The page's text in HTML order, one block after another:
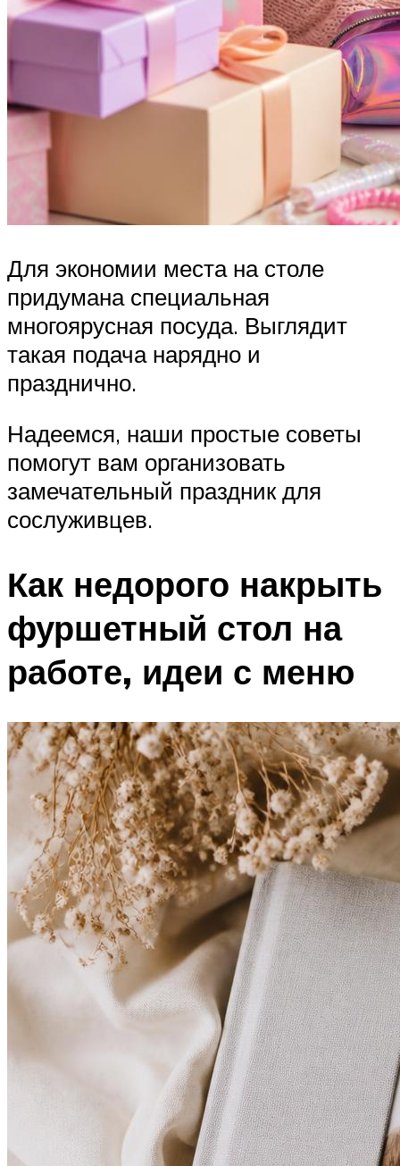
Для экономии места на столе
придумана специальная
многоярусная посуда. Выглядит
такая подача нарядно и
празднично.
Надеемся, наши простые советы
помогут вам организовать
замечательный праздник для
сослуживцев.
Как недорого накрыть
фуршетный стол на
работе, идеи с меню